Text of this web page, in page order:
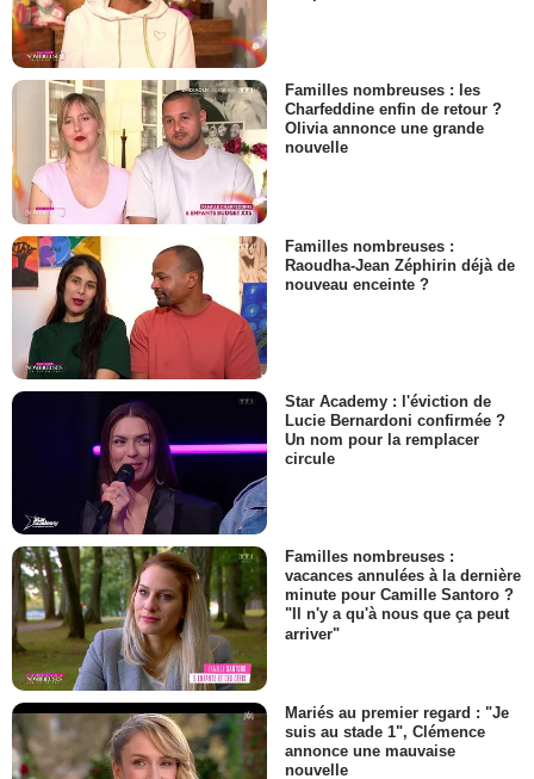
Familles nombreuses : les
Charfeddine enfin de retour ?
Olivia annonce une grande
nouvelle
Familles nombreuses :
Raoudha-Jean Zéphirin déjà de
nouveau enceinte ?
Star Academy : l'éviction de
Lucie Bernardoni confirmée ?
Un nom pour la remplacer
circule
Familles nombreuses :
vacances annulées à la dernière
minute pour Camille Santoro ?
"Il n'y a qu'à nous que ça peut
arriver"
Mariés au premier regard : "Je
suis au stade 1", Clémence
annonce une mauvaise
nouvelle